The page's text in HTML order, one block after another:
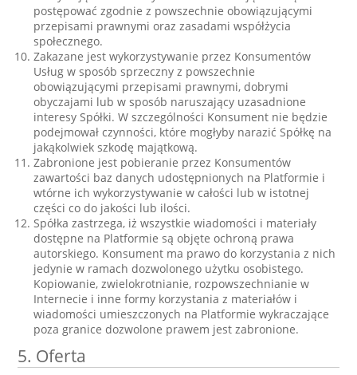
postępować zgodnie z powszechnie obowiązującymi
przepisami prawnymi oraz zasadami współżycia
społecznego.
Zakazane jest wykorzystywanie przez Konsumentów
Usług w sposób sprzeczny z powszechnie
obowiązującymi przepisami prawnymi, dobrymi
obyczajami lub w sposób naruszający uzasadnione
interesy Spółki. W szczególności Konsument nie będzie
podejmował czynności, które mogłyby narazić Spółkę na
jakąkolwiek szkodę majątkową.
Zabronione jest pobieranie przez Konsumentów
zawartości baz danych udostępnionych na Platformie i
wtórne ich wykorzystywanie w całości lub w istotnej
części co do jakości lub ilości.
Spółka zastrzega, iż wszystkie wiadomości i materiały
dostępne na Platformie są objęte ochroną prawa
autorskiego. Konsument ma prawo do korzystania z nich
jedynie w ramach dozwolonego użytku osobistego.
Kopiowanie, zwielokrotnianie, rozpowszechnianie w
Internecie i inne formy korzystania z materiałów i
wiadomości umieszczonych na Platformie wykraczające
poza granice dozwolone prawem jest zabronione.
5. Oferta